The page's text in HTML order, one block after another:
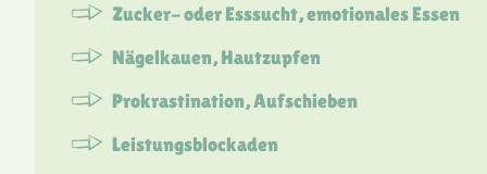
Zucker- oder Esssucht, emotionales Essen
Nägelkauen, Hautzupfen
Prokrastination, Aufschieben
Leistungsblockaden